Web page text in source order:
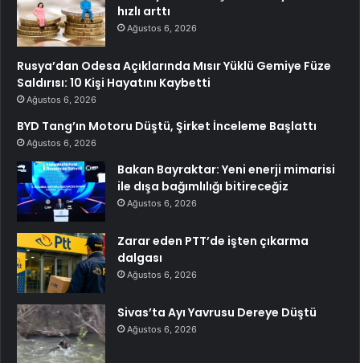
hızlı arttı
Ağustos 6, 2026
Rusya’dan Odesa Açıklarında Mısır Yüklü Gemiye Füze
Saldırısı: 10 Kişi Hayatını Kaybetti
Ağustos 6, 2026
BYD Tang’ın Motoru Düştü, Şirket İnceleme Başlattı
Ağustos 6, 2026
Bakan Bayraktar: Yeni enerji mimarisi
ile dışa bağımlılığı bitireceğiz
Ağustos 6, 2026
Zarar eden PTT’de işten çıkarma
dalgası
Ağustos 6, 2026
Sivas’ta Ayı Yavrusu Dereye Düştü
Ağustos 6, 2026